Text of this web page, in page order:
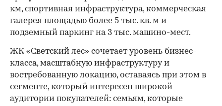
00:00
км, спортивная инфраструктура, коммерческая
галерея площадью более 5 тыс. кв. м и
подземный паркинг на 3 тыс. машино-мест.
ЖК «Светский лес» сочетает уровень бизнес-
класса, масштабную инфраструктуру и
востребованную локацию, оставаясь при этом в
сегменте, который интересен широкой
аудитории покупателей: семьям, которые